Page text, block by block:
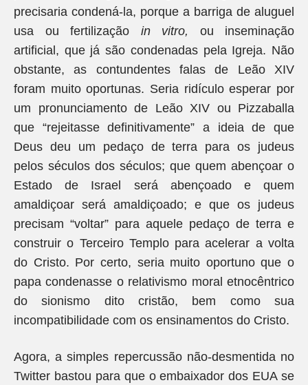
precisaria condená-la, porque a barriga de aluguel
usa ou fertilização in vitro, ou inseminação
artificial, que já são condenadas pela Igreja. Não
obstante, as contundentes falas de Leão XIV
foram muito oportunas. Seria ridículo esperar por
um pronunciamento de Leão XIV ou Pizzaballa
que “rejeitasse definitivamente” a ideia de que
Deus deu um pedaço de terra para os judeus
pelos séculos dos séculos; que quem abençoar o
Estado de Israel será abençoado e quem
amaldiçoar será amaldiçoado; e que os judeus
precisam “voltar” para aquele pedaço de terra e
construir o Terceiro Templo para acelerar a volta
do Cristo. Por certo, seria muito oportuno que o
papa condenasse o relativismo moral etnocêntrico
do sionismo dito cristão, bem como sua
incompatibilidade com os ensinamentos do Cristo.
Agora, a simples repercussão não-desmentida no
Twitter bastou para que o embaixador dos EUA se